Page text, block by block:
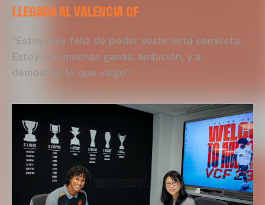
LLEGADA AL VALENCIA CF
“Estoy muy feliz de poder vestir esta camiseta.
Estoy con muchas ganas, ambición, y a
demostrar lo que valgo”.